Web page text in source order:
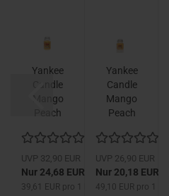
Yankee
Candle
Mango
Peach
623 g
UVP 32,90 EUR
Nur 24,68 EUR
39,61 EUR pro 1 kg
Yankee
Candle
Mango
Peach
411 g
UVP 26,90 EUR
Nur 20,18 EUR
49,10 EUR pro 1 kg